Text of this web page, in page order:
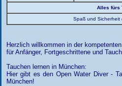
Alles fürs
Spaß und Sicherheit
Herzlich willkommen in der
für Anfänger, Fortgeschrittene und
Tauchen lernen in München:
Hier gibt es den Open Water Diver -
München!